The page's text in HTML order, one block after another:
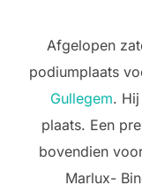
Afgelopen
podiumplaats
Gullegem.
plaats. Een
bovendien
Marlux-